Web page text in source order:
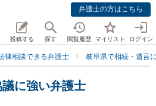
弁護士の方はこちら
投稿する 探す 閲覧履歴 マイリスト ログイン
律相談できる弁護士 岐阜県で相続・遺言
に強い弁護士